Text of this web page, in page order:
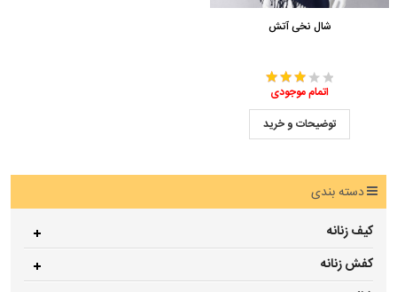
شال نخی آتش
اتمام موجودی
توضیحات و خرید
دسته بندی
کیف زنانه
کفش زنانه